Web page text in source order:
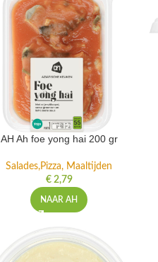
AH Ah foe yong hai 200 gr
Salades,Pizza, Maaltijden
€2,79
NAAR AH